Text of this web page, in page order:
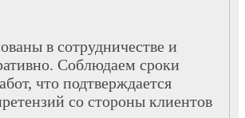
в сотрудничестве и
Соблюдаем сроки
что подтверждается
со стороны клиентов